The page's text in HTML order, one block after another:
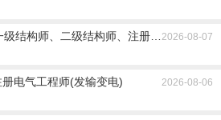
级结构师、二级结构师、注册土木工程师(
2026-08-07
册电气工程师(发输变电)
2026-08-06